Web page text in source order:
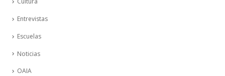
Entrevistas
Escuelas
Noticias
OAIA